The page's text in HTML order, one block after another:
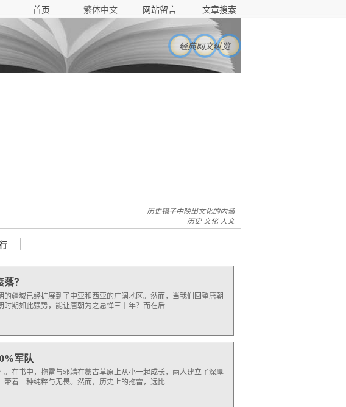
首页 繁体中文 网站留言 文章搜索
经典网文纵览
历史镜子中映出文化的内涵
- 历史 文化 人文
？
疆域已经扩展到了中亚和西亚的广阔地区。然而，当我们回望唐朝
时期如此强势，能让唐朝为之忌惮三十年？而在后…
军队
在书中，拖雷与郭靖在蒙古草原上从小一起成长，两人建立了深厚
带着一种纯粹与无畏。然而，历史上的拖雷，远比…